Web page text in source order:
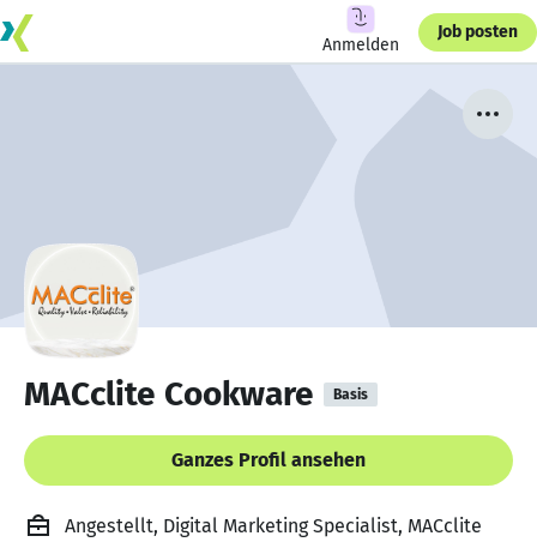
Anmelden
Job posten
MACclite Cookware Basis
Ganzes Profil ansehen
Angestellt, Digital Marketing Specialist, MACclite